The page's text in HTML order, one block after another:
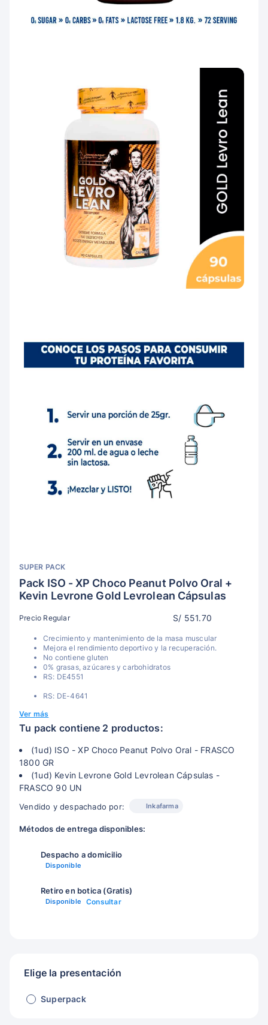
SUPER PACK
Pack ISO - XP Choco Peanut Polvo Oral +
Kevin Levrone Gold Levrolean Cápsulas
Precio Regular S/ 551.70
Crecimiento y mantenimiento de la masa muscular
Mejora el rendimiento deportivo y la recuperación.
No contiene gluten
0% grasas, azúcares y carbohidratos
RS: DE4551
RS: DE-4641
Ver más
Tu pack contiene 2 productos:
(1ud) ISO - XP Choco Peanut Polvo Oral - FRASCO
1800 GR
(1ud) Kevin Levrone Gold Levrolean Cápsulas -
FRASCO 90 UN
Vendido y despachado por: Inkafarma
Métodos de entrega disponibles:
Despacho a domicilio
Disponible
Retiro en botica (Gratis)
Disponible Consultar
Elige la presentación
Superpack